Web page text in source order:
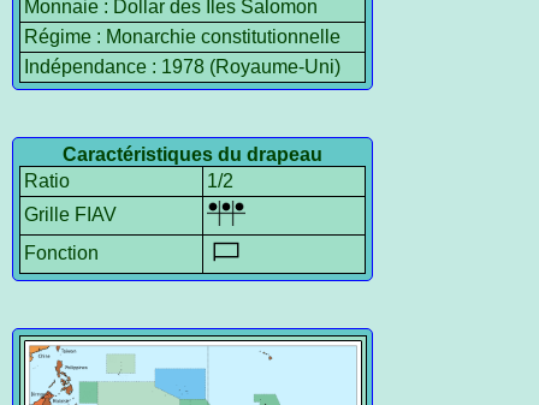
Monnaie : Dollar des Îles Salomon
Régime : Monarchie constitutionnelle
Indépendance : 1978 (Royaume-Uni)
Caractéristiques du drapeau
Ratio
1/2
Grille FIAV
Fonction